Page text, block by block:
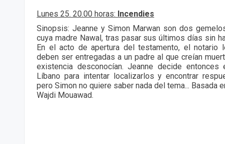
Lunes 25. 20.00 horas: Incendies
Sinopsis: Jeanne y Simon Marwan son dos
cuya madre Nawal, tras pasar sus últimos días sin
En el acto de apertura del testamento, el notario
deben ser entregadas a un padre al que creían
existencia desconocían. Jeanne decide entonces
Líbano para intentar localizarlos y encontrar
pero Simon no quiere saber nada del tema... Basada
Wajdi Mouawad.